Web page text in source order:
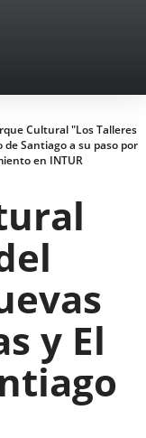
Cultural "Los Talleres
Santiago a su paso por
en INTUR
y El